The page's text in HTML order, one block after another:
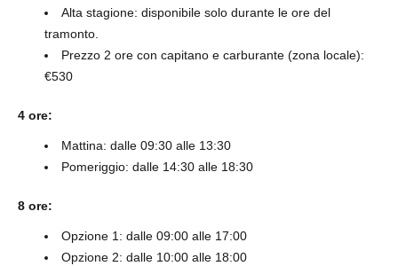
Alta stagione: disponibile solo durante le ore del
tramonto.
Prezzo 2 ore con capitano e carburante (zona locale):
€530
4 ore:
Mattina: dalle 09:30 alle 13:30
Pomeriggio: dalle 14:30 alle 18:30
8 ore:
Opzione 1: dalle 09:00 alle 17:00
Opzione 2: dalle 10:00 alle 18:00